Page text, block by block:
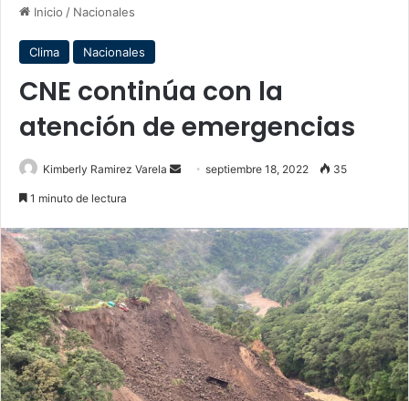
Inicio / Nacionales
Clima Nacionales
CNE continúa con la
atención de emergencias
Kimberly Ramirez Varela
Sendseptiembre 18, 2022 35
1 minuto de lectura